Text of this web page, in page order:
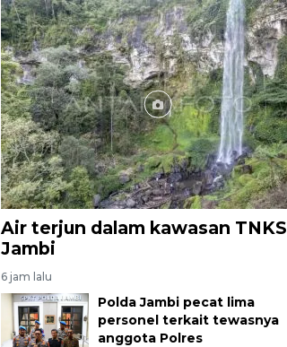
Air terjun dalam kawasan TNKS
Jambi
6 jam lalu
Polda Jambi pecat lima
personel terkait tewasnya
anggota Polres